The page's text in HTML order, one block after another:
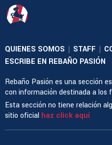
QUIENES SOMOS | STAFF |
ESCRIBE EN REBAÑO PASIÓN
Rebaño Pasión es una sección
con información destinada a los
Esta sección no tiene relación
sitio oficial haz click aquí